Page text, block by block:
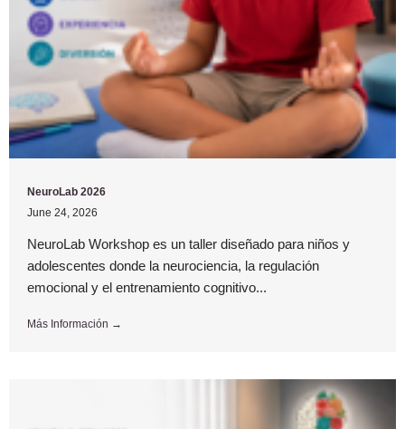
NeuroLab 2026
June 24, 2026
NeuroLab Workshop es un taller diseñado para niños y
adolescentes donde la neurociencia, la regulación
emocional y el entrenamiento cognitivo...
Más Información →